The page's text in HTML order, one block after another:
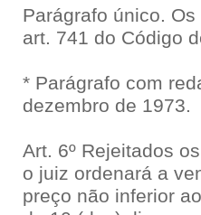
Parágrafo único.
art. 741 do Código
* Parágrafo com
dezembro de 1973.
Art. 6º Rejeitados
o juiz ordenará a
preço não inferior